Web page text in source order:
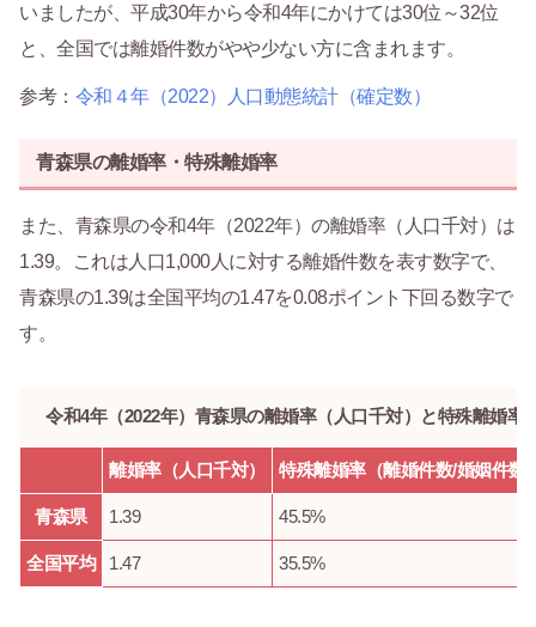
いましたが、平成30年から令和4年にかけては30位～32位
と、全国では離婚件数がやや少ない方に含まれます。
参考： 令和４年（2022）人口動態統計（確定数）
青森県の離婚率・特殊離婚率
また、青森県の令和4年（2022年）の離婚率（人口千対）は
1.39。これは人口1,000人に対する離婚件数を表す数字で、
青森県の1.39は全国平均の1.47を0.08ポイント下回る数字で
す。
令和4年（2022年）青森県の離婚率（人口千対）と特殊離婚率
離婚率（人口千対） 特殊離婚率（離婚件数/婚姻件数
青森県 1.39 45.5%
全国平均 1.47 35.5%